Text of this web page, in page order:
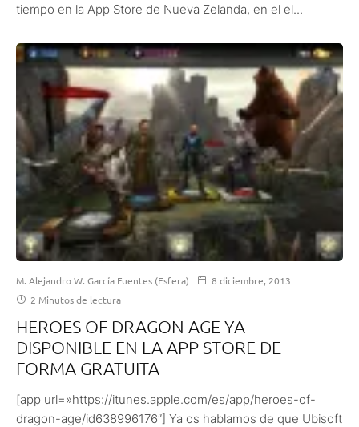
tiempo en la App Store de Nueva Zelanda, en el el...
M. Alejandro W. García Fuentes (Esfera)
8 diciembre, 2013
2 Minutos de lectura
HEROES OF DRAGON AGE YA
DISPONIBLE EN LA APP STORE DE
FORMA GRATUITA
[app url=»https://itunes.apple.com/es/app/heroes-of-
dragon-age/id638996176″] Ya os hablamos de que Ubisoft